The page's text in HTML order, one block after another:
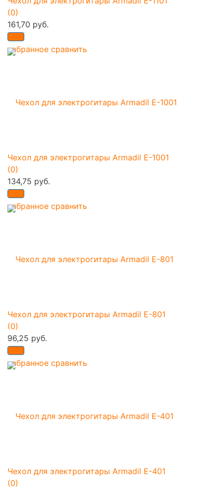
избранное сравнить
(0)
161,70 руб.
избранное сравнить
Чехол для электрогитары Armadil E-1001
(0)
134,75 руб.
избранное сравнить
Чехол для электрогитары Armadil E-801
(0)
96,25 руб.
Чехол для электрогитары Armadil E-401
(0)